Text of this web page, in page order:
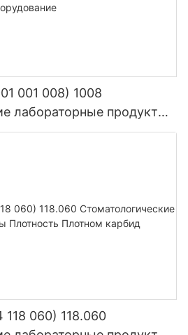
001 008) 1008
лабораторные продукты
драгоценного
118 060) 118.060